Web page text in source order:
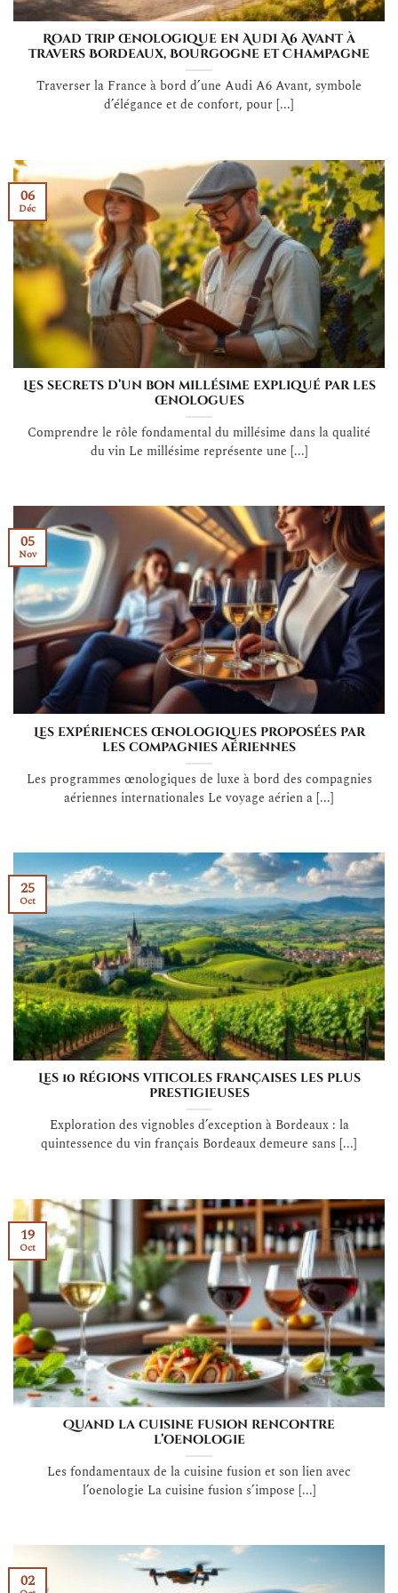
Road trip œnologique en Audi A6 Avant à
travers Bordeaux, Bourgogne et Champagne
Traverser la France à bord d’une Audi A6 Avant, symbole
d’élégance et de confort, pour [...]
Les secrets d’un bon millésime expliqué par les
œnologues
Comprendre le rôle fondamental du millésime dans la qualité
du vin Le millésime représente une [...]
06
Déc
Les expériences œnologiques proposées par
les compagnies aériennes
Les programmes œnologiques de luxe à bord des compagnies
aériennes internationales Le voyage aérien a [...]
05
Nov
Les 10 régions viticoles françaises les plus
prestigieuses
Exploration des vignobles d’exception à Bordeaux : la
quintessence du vin français Bordeaux demeure sans [...]
25
Oct
Quand la cuisine fusion rencontre
l’oenologie
Les fondamentaux de la cuisine fusion et son lien avec
l’oenologie La cuisine fusion s’impose [...]
19
Oct
02